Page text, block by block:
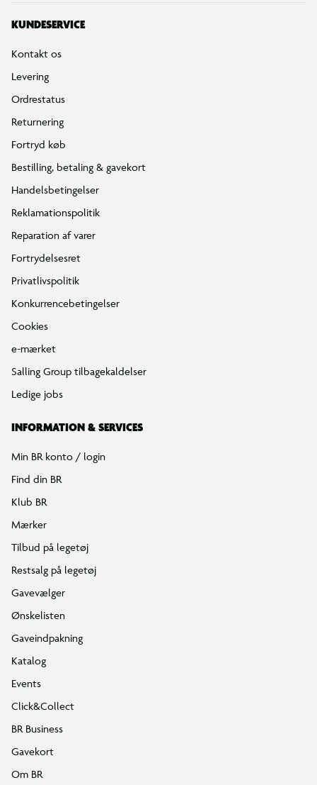
KUNDESERVICE
Kontakt os
Levering
Ordrestatus
Returnering
Fortryd køb
Bestilling, betaling & gavekort
Handelsbetingelser
Reklamationspolitik
Reparation af varer
Fortrydelsesret
Privatlivspolitik
Konkurrencebetingelser
Cookies
e-mærket
Salling Group tilbagekaldelser
Ledige jobs
INFORMATION & SERVICES
Min BR konto / login
Find din BR
Klub BR
Mærker
Tilbud på legetøj
Restsalg på legetøj
Gavevælger
Ønskelisten
Gaveindpakning
Katalog
Events
Click&Collect
BR Business
Gavekort
Om BR